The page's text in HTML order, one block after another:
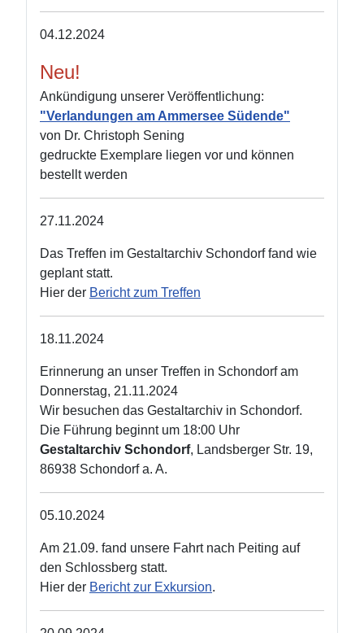
04.12.2024
Neu!
Ankündigung unserer Veröffentlichung:
"Verlandungen am Ammersee Südende"
von Dr. Christoph Sening
gedruckte Exemplare liegen vor und können
bestellt werden
27.11.2024
Das Treffen im Gestaltarchiv Schondorf fand wie
geplant statt.
Hier der Bericht zum Treffen
18.11.2024
Erinnerung an unser Treffen in Schondorf am
Donnerstag, 21.11.2024
Wir besuchen das Gestaltarchiv in Schondorf.
Die Führung beginnt um 18:00 Uhr
Gestaltarchiv Schondorf, Landsberger Str. 19,
86938 Schondorf a. A.
05.10.2024
Am 21.09. fand unsere Fahrt nach Peiting auf
den Schlossberg statt.
Hier der Bericht zur Exkursion.